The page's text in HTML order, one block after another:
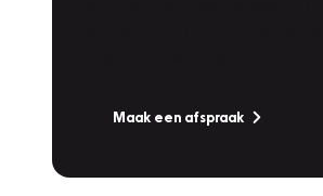
Maak een afspraak